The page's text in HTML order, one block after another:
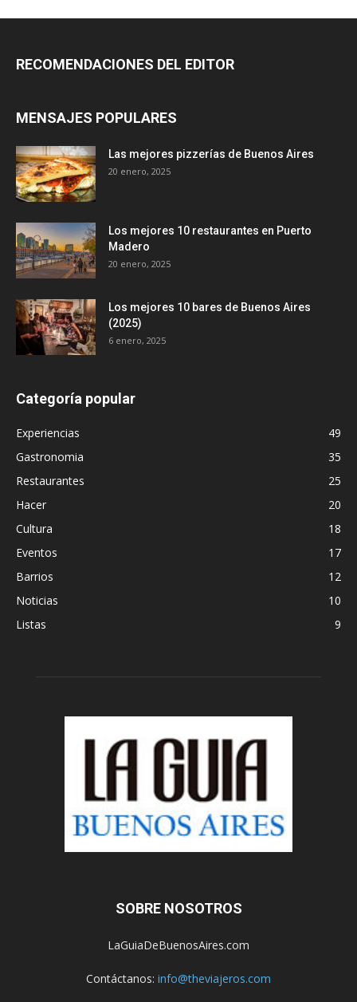
RECOMENDACIONES DEL EDITOR
MENSAJES POPULARES
Las mejores pizzerías de Buenos Aires
20 enero, 2025
Los mejores 10 restaurantes en Puerto
Madero
20 enero, 2025
Los mejores 10 bares de Buenos Aires
(2025)
6 enero, 2025
Categoría popular
Experiencias
49
Gastronomia
35
Restaurantes
25
Hacer
20
Cultura
18
Eventos
17
Barrios
12
Noticias
10
Listas
9
SOBRE NOSOTROS
LaGuiaDeBuenosAires.com
Contáctanos: info@theviajeros.com